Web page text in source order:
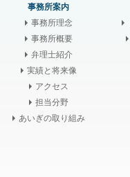
事務所案内
事務所理念
事務所概要
弁理士紹介
実績と将来像
アクセス
担当分野
あいぎの取り組み